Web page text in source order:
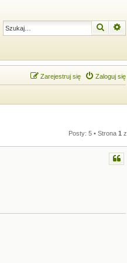
Szukaj
Zaloguj się
Zarejestruj się
Posty: 5 • Strona 1 z